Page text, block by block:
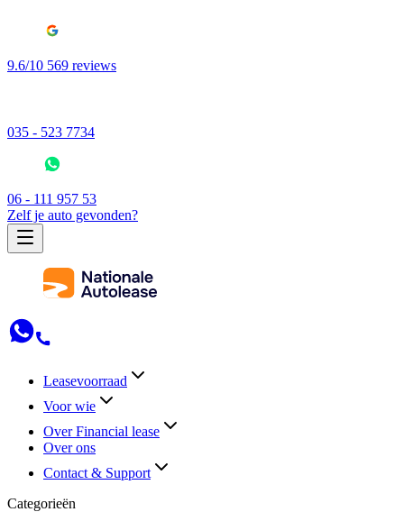
9.6/10 569 reviews
035 - 523 7734
06 - 111 957 53
Zelf je auto gevonden?
Leasevoorraad
Voor wie
Over Financial lease
Over ons
Contact & Support
Categorieën